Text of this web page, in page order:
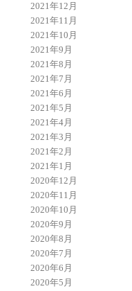
2021年12月
2021年11月
2021年10月
2021年9月
2021年8月
2021年7月
2021年6月
2021年5月
2021年4月
2021年3月
2021年2月
2021年1月
2020年12月
2020年11月
2020年10月
2020年9月
2020年8月
2020年7月
2020年6月
2020年5月